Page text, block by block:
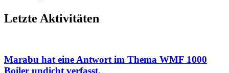
Letzte Aktivitäten
Marabu hat eine Antwort im Thema WMF 1000
Boiler undicht verfasst.